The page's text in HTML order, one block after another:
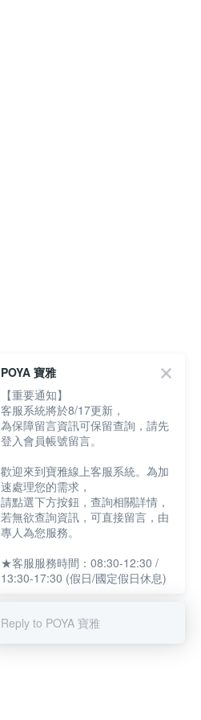
POYA 寶雅
【重要通知】
客服系統將於8/17更新，
為保障留言資訊可保留查詢，請先
登入會員帳號留言。
歡迎來到寶雅線上客服系統。為加
速處理您的需求，
請點選下方按鈕，查詢相關詳情，
若無欲查詢資訊，可直接留言，由
專人為您服務。
★客服服務時間：08:30-12:30 /
13:30-17:30 (假日/國定假日休息)
Reply to POYA 寶雅